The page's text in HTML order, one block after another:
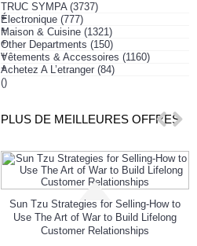
TRUC SYMPA (3737)
+
Électronique (777)
+
Maison & Cuisine (1321)
+
Other Departments (150)
+
Vêtements & Accessoires (1160)
+
Achetez A L’etranger (84)
()
PLUS DE MEILLEURES OFFRES
Sun Tzu Strategies for Selling-How to
Use The Art of War to Build Lifelong
Customer Relationships